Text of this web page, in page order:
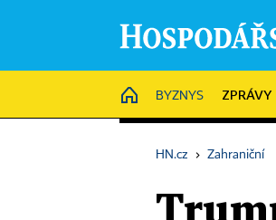
HOME
BYZNYS ZPRÁVY
HN.cz › Zahraniční